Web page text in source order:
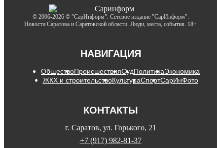
© 2006-2026 © "СарИнформ". Сетевое издание "СарИнформ".
Новости Саратова и Саратовской области. Люди, места, события. 18+
НАВИГАЦИЯ
ОбществоПроисшествияСудПолитикаЭкономика
ЖКХ и строительствоКультураСпортСарИнФото
КОНТАКТЫ
г. Саратов, ул. Горького, 21
+7 (917) 982-81-37